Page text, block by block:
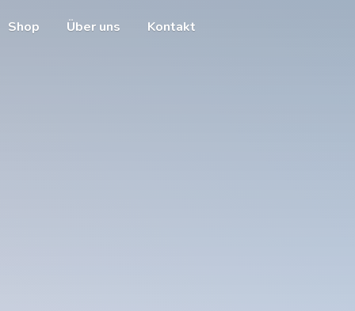
Shop Über uns Kontakt